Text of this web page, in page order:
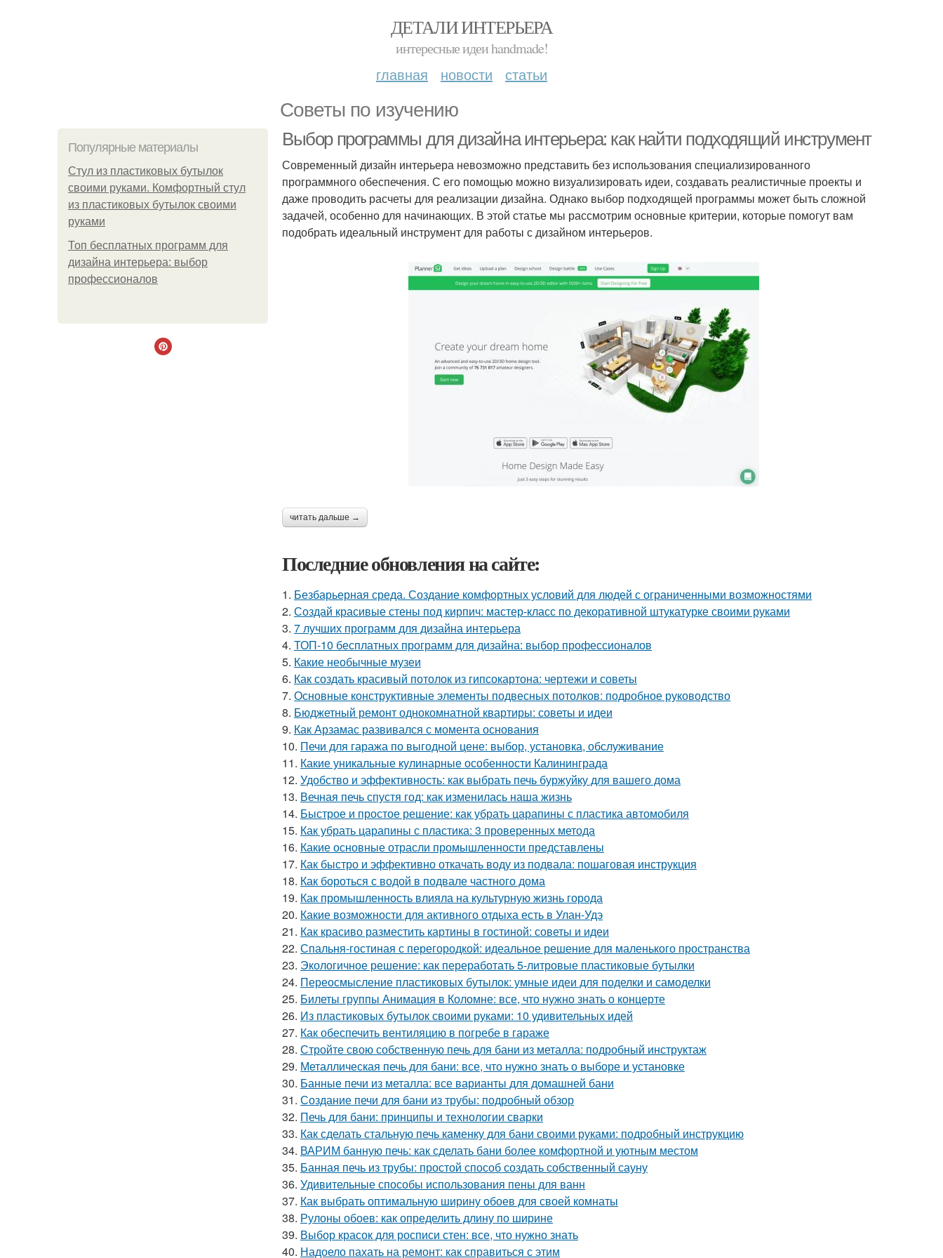
ДЕТАЛИ ИНТЕРЬЕРА
интересные идеи handmade!
главная новости статьи
Советы по изучению
Популярные материалы
Стул из пластиковых бутылок
своими руками. Комфортный стул
из пластиковых бутылок своими
руками
Топ бесплатных программ для
дизайна интерьера: выбор
профессионалов
Выбор программы для дизайна интерьера: как найти подходящий инструмент
Современный дизайн интерьера невозможно представить без использования специализированного
программного обеспечения. С его помощью можно визуализировать идеи, создавать реалистичные проекты и
даже проводить расчеты для реализации дизайна. Однако выбор подходящей программы может быть сложной
задачей, особенно для начинающих. В этой статье мы рассмотрим основные критерии, которые помогут вам
подобрать идеальный инструмент для работы с дизайном интерьеров.
читать дальше →
Последние обновления на сайте:
1. Безбарьерная среда. Создание комфортных условий для людей с ограниченными возможностями
2. Создай красивые стены под кирпич: мастер-класс по декоративной штукатурке своими руками
3. 7 лучших программ для дизайна интерьера
4. ТОП-10 бесплатных программ для дизайна: выбор профессионалов
5. Какие необычные музеи
6. Как создать красивый потолок из гипсокартона: чертежи и советы
7. Основные конструктивные элементы подвесных потолков: подробное руководство
8. Бюджетный ремонт однокомнатной квартиры: советы и идеи
9. Как Арзамас развивался с момента основания
10. Печи для гаража по выгодной цене: выбор, установка, обслуживание
11. Какие уникальные кулинарные особенности Калининграда
12. Удобство и эффективность: как выбрать печь буржуйку для вашего дома
13. Вечная печь спустя год: как изменилась наша жизнь
14. Быстрое и простое решение: как убрать царапины с пластика автомобиля
15. Как убрать царапины с пластика: 3 проверенных метода
16. Какие основные отрасли промышленности представлены
17. Как быстро и эффективно откачать воду из подвала: пошаговая инструкция
18. Как бороться с водой в подвале частного дома
19. Как промышленность влияла на культурную жизнь города
20. Какие возможности для активного отдыха есть в Улан-Удэ
21. Как красиво разместить картины в гостиной: советы и идеи
22. Спальня-гостиная с перегородкой: идеальное решение для маленького пространства
23. Экологичное решение: как переработать 5-литровые пластиковые бутылки
24. Переосмысление пластиковых бутылок: умные идеи для поделки и самоделки
25. Билеты группы Анимация в Коломне: все, что нужно знать о концерте
26. Из пластиковых бутылок своими руками: 10 удивительных идей
27. Как обеспечить вентиляцию в погребе в гараже
28. Стройте свою собственную печь для бани из металла: подробный инструктаж
29. Металлическая печь для бани: все, что нужно знать о выборе и установке
30. Банные печи из металла: все варианты для домашней бани
31. Создание печи для бани из трубы: подробный обзор
32. Печь для бани: принципы и технологии сварки
33. Как сделать стальную печь каменку для бани своими руками: подробный инструкцию
34. ВАРИМ банную печь: как сделать бани более комфортной и уютным местом
35. Банная печь из трубы: простой способ создать собственный сауну
36. Удивительные способы использования пены для ванн
37. Как выбрать оптимальную ширину обоев для своей комнаты
38. Рулоны обоев: как определить длину по ширине
39. Выбор красок для росписи стен: все, что нужно знать
40. Надоело пахать на ремонт: как справиться с этим